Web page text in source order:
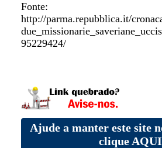
Fonte:
http://parma.repubblica.it/
95229424/
Ajude a manter este site
clique